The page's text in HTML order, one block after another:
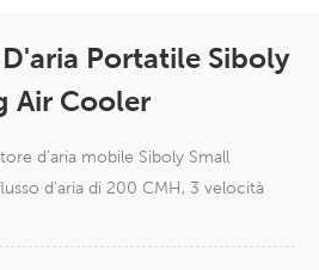
Portatile Siboly
Air Cooler
d'aria mobile Siboly Small
d'aria di 200 CMH, 3 velocità